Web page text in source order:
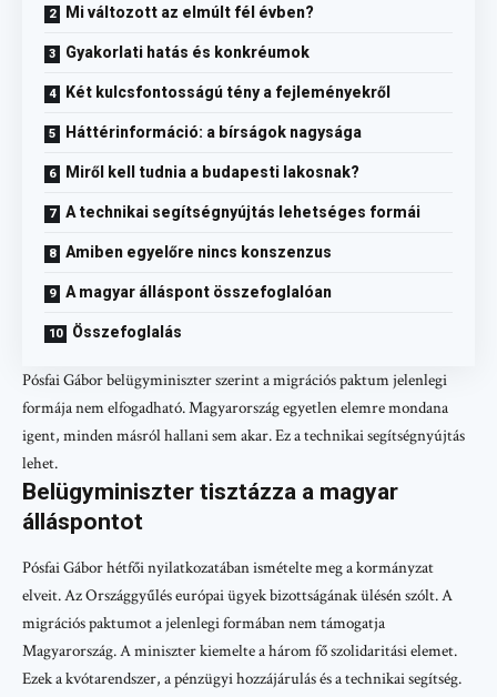
Mi változott az elmúlt fél évben?
Gyakorlati hatás és konkréumok
Két kulcsfontosságú tény a fejleményekről
Háttérinformáció: a bírságok nagysága
Miről kell tudnia a budapesti lakosnak?
A technikai segítségnyújtás lehetséges formái
Amiben egyelőre nincs konszenzus
A magyar álláspont összefoglalóan
Összefoglalás
Pósfai Gábor belügyminiszter szerint a migrációs paktum jelenlegi
formája nem elfogadható. Magyarország egyetlen elemre mondana
igent, minden másról hallani sem akar. Ez a technikai segítségnyújtás
lehet.
Belügyminiszter tisztázza a magyar
álláspontot
Pósfai Gábor hétfői nyilatkozatában ismételte meg a kormányzat
elveit. Az Országgyűlés európai ügyek bizottságának ülésén szólt. A
migrációs paktumot a jelenlegi formában nem támogatja
Magyarország. A miniszter kiemelte a három fő szolidaritási elemet.
Ezek a kvótarendszer, a pénzügyi hozzájárulás és a technikai segítség.